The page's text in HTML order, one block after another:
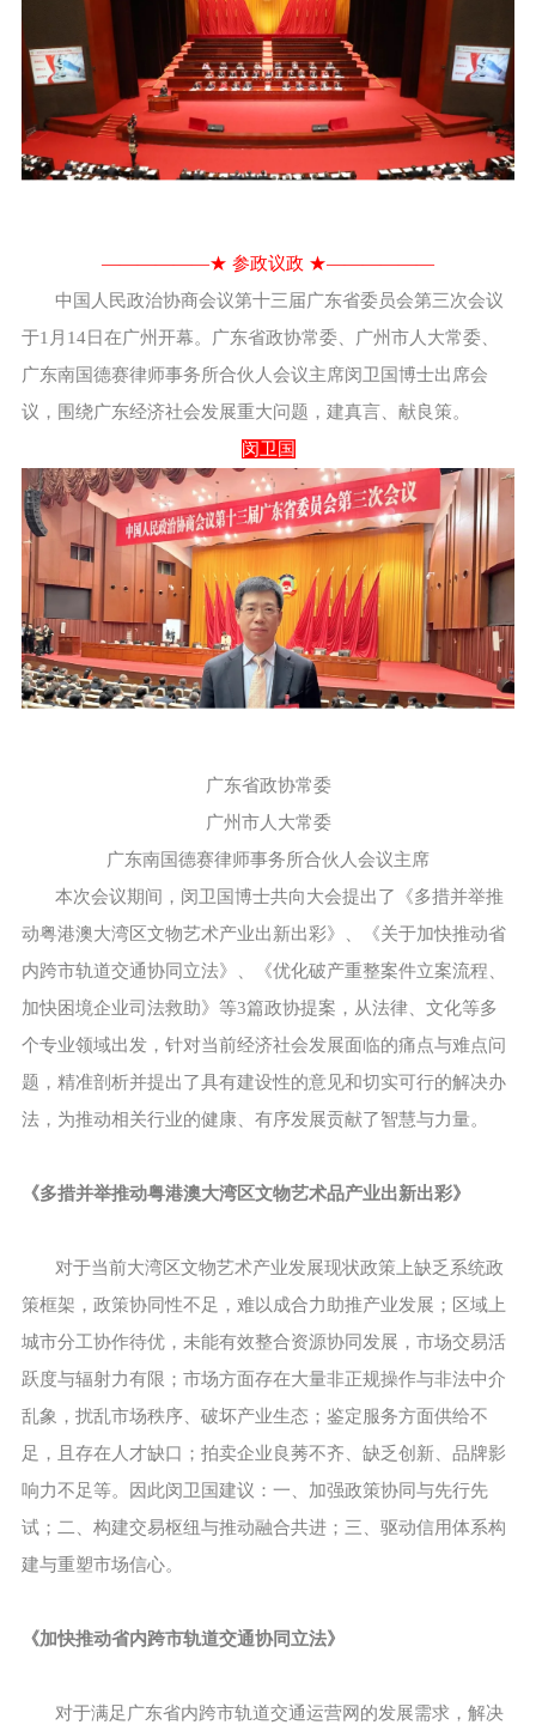
——————★ 参政议政 ★——————
中国人民政治协商会议第十三届广东省委员会第三次会议
于1月14日在广州开幕。广东省政协常委、广州市人大常委、
广东南国德赛律师事务所合伙人会议主席闵卫国博士出席会
议，围绕广东经济社会发展重大问题，建真言、献良策。
闵卫国
广东省政协常委
广州市人大常委
广东南国德赛律师事务所合伙人会议主席
本次会议期间，闵卫国博士共向大会提出了《多措并举推
动粤港澳大湾区文物艺术产业出新出彩》、《关于加快推动省
内跨市轨道交通协同立法》、《优化破产重整案件立案流程、
加快困境企业司法救助》等3篇政协提案，从法律、文化等多
个专业领域出发，针对当前经济社会发展面临的痛点与难点问
题，精准剖析并提出了具有建设性的意见和切实可行的解决办
法，为推动相关行业的健康、有序发展贡献了智慧与力量。
《多措并举推动粤港澳大湾区文物艺术品产业出新出彩》
对于当前大湾区文物艺术产业发展现状政策上缺乏系统政
策框架，政策协同性不足，难以成合力助推产业发展；区域上
城市分工协作待优，未能有效整合资源协同发展，市场交易活
跃度与辐射力有限；市场方面存在大量非正规操作与非法中介
乱象，扰乱市场秩序、破坏产业生态；鉴定服务方面供给不
足，且存在人才缺口；拍卖企业良莠不齐、缺乏创新、品牌影
响力不足等。因此闵卫国建议：一、加强政策协同与先行先
试；二、构建交易枢纽与推动融合共进；三、驱动信用体系构
建与重塑市场信心。
《加快推动省内跨市轨道交通协同立法》
对于满足广东省内跨市轨道交通运营网的发展需求，解决